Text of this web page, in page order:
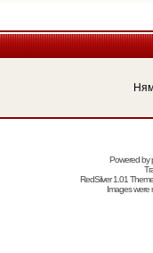
Powered by
RedSilver 1.01
Images were